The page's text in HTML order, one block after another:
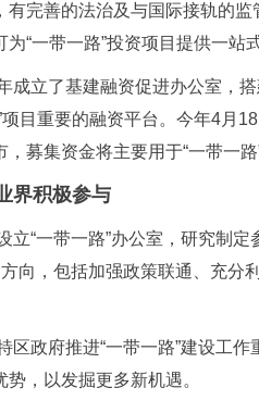
有完善的法治及与国际接轨的
为“一带一路”投资项目提供一
成立了基建融资促进办公室，
项目重要的融资平台。今年4月
募集资金将主要用于“一带一
界积极参与
立“一带一路”办公室，研究制
向，包括加强政策联通、充分
区政府推进“一带一路”建设工
，以发掘更多新机遇。